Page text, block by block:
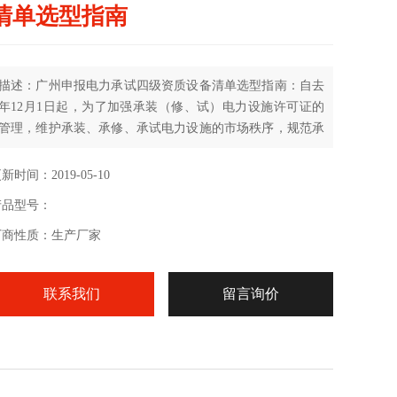
单选型指南
述：广州申报电力承试四级资质设备清单选型指南：自去
12月1日起，为了加强承装（修、试）电力设施许可证的
理，维护承装、承修、承试电力设施的市场秩序，规范承
时间：2019-05-10
型号：
性质：生产厂家
联系我们 留言询价